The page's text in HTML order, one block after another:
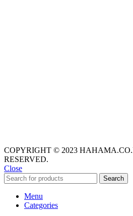
COPYRIGHT © 2023
RESERVED.
Close
Search
Menu
Categories